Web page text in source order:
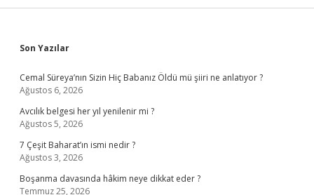
Sidebar
Son Yazılar
Cemal Süreya’nın Sizin Hiç Babanız Öldü mü şiiri ne anlatıyor ?
Ağustos 6, 2026
Avcılık belgesi her yıl yenilenir mi ?
Ağustos 5, 2026
7 Çeşit Baharat’ın ismi nedir ?
Ağustos 3, 2026
Boşanma davasında hâkim neye dikkat eder ?
Temmuz 25, 2026